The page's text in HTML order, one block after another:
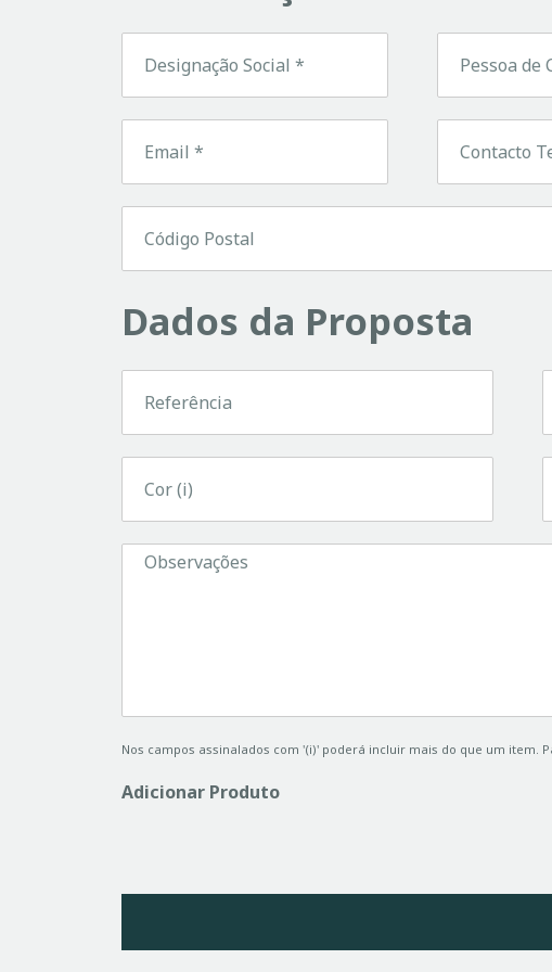
Dados da Proposta
Nos campos assinalados com '(i)' poderá incluir mais do que um item.
Adicionar Produto